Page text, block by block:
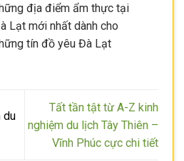
địa điểm ẩm thực tại
Lạt mới nhất dành cho
tín đồ yêu Đà Lạt
du
Tất tần tật từ A-Z kinh
nghiệm du lịch Tây Thiên –
Vĩnh Phúc cực chi tiết